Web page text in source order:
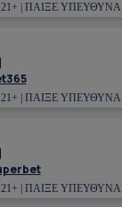
21+ | ΠΑΙΞΕ ΥΠΕΥΘΥΝΑ
21+ | ΠΑΙΞΕ ΥΠΕΥΘΥΝΑ
21+ | ΠΑΙΞΕ ΥΠΕΥΘΥΝΑ